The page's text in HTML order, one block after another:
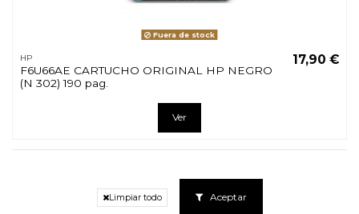
Fuera de stock
HP
F6U66AE CARTUCHO ORIGINAL HP NEGRO
(N 302) 190 pag.
17,90 €
Ver
Limpiar todo Aceptar